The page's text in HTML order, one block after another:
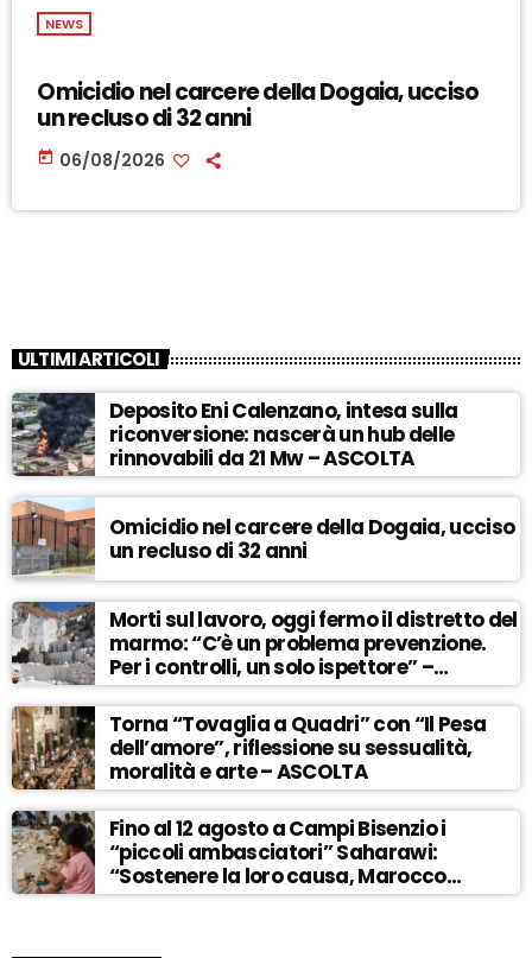
NEWS
Omicidio nel carcere della Dogaia, ucciso
un recluso di 32 anni
today 06/08/2026
ULTIMI ARTICOLI
Deposito Eni Calenzano, intesa sulla
riconversione: nascerà un hub delle
rinnovabili da 21 Mw – ASCOLTA
Omicidio nel carcere della Dogaia, ucciso
un recluso di 32 anni
Morti sul lavoro, oggi fermo il distretto del
marmo: “C’è un problema prevenzione.
Per i controlli, un solo ispettore” –
ASCOLTA
Torna “Tovaglia a Quadri” con “Il Pesa
dell’amore”, riflessione su sessualità,
moralità e arte – ASCOLTA
Fino al 12 agosto a Campi Bisenzio i
“piccoli ambasciatori” Saharawi:
“Sostenere la loro causa, Marocco
sempre più invadente” – ASCOLTA